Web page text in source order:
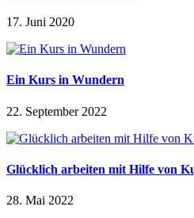
17. Juni 2020
Ein Kurs in Wundern
22. September 2022
Glücklich arbeiten mit Hilfe von
28. Mai 2022